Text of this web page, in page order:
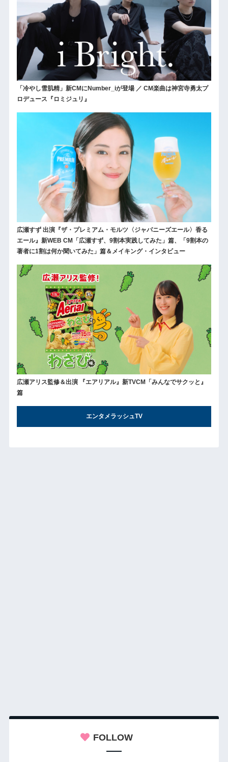
「冷やし雪肌精」新CMにNumber_iが登場 ／ CM楽曲は神宮寺勇太プ
ロデュース『ロミジュリ』
広瀬すず 出演『ザ・プレミアム・モルツ〈ジャパニーズエール〉香る
エール』新WEB CM「広瀬すず、9割本実践してみた」篇、「9割本の
著者に1割は何か聞いてみた」篇＆メイキング・インタビュー
広瀬アリス監修＆出演 『エアリアル』新TVCM「みんなでサクッと』
篇
エンタメラッシュTV
FOLLOW